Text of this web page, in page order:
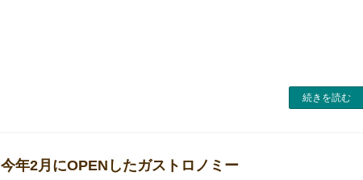
続きを読む
今年2月にOPENしたガストロノミー